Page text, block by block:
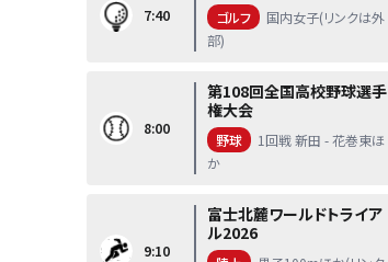
7:40 ゴルフ
国内女子(リンクは外
部)
8:00
第108回全国高校野球選手
権大会
野球
1回戦 新田 - 花巻東ほ
か
9:10
富士北麓ワールドトライア
ル2026